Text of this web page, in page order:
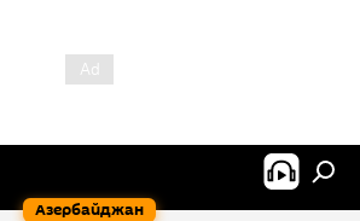
Азербайджан